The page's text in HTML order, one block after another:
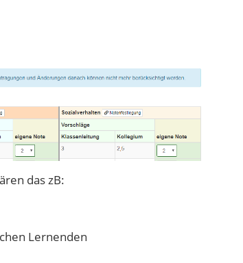
das zB:
Lernenden